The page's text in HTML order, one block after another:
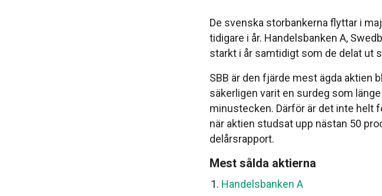
De svenska storbankerna flyttar i
tidigare i år. Handelsbanken A,
starkt i år samtidigt som de delat ut
SBB är den fjärde mest ägda aktien
säkerligen varit en surdeg som
minustecken. Därför är det inte helt
när aktien studsat upp nästan 50
delårsrapport.
Mest sålda aktierna
Handelsbanken A